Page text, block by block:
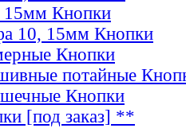
Кнопки
10, 15мм Кнопки
Кнопки
потайные
Кнопки
[под заказ] **